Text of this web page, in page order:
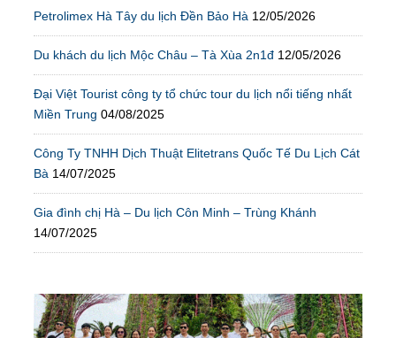
Petrolimex Hà Tây du lịch Đền Bảo Hà 12/05/2026
Du khách du lịch Mộc Châu – Tà Xùa 2n1đ 12/05/2026
Đại Việt Tourist công ty tổ chức tour du lịch nổi tiếng nhất
Miền Trung 04/08/2025
Công Ty TNHH Dịch Thuật Elitetrans Quốc Tế Du Lịch Cát
Bà 14/07/2025
Gia đình chị Hà – Du lịch Côn Minh – Trùng Khánh
14/07/2025